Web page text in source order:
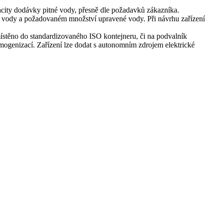
dodávky pitné vody, přesně dle požadavků zákazníka.
a požadovaném množství upravené vody. Při návrhu zařízení
do standardizovaného ISO kontejneru, či na podvalník
Zařízení lze dodat s autonomním zdrojem elektrické